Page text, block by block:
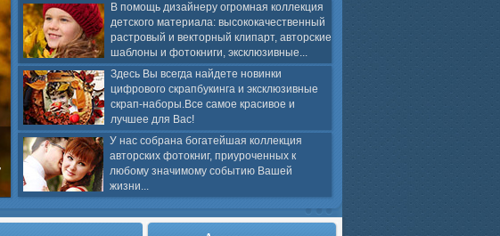
В помощь дизайнеру огромная коллекция
детского материала: высококачественный
растровый и векторный клипарт, авторские
шаблоны и фотокниги, эксклюзивные...
Здесь Вы всегда найдете новинки
цифрового скрапбукинга и эксклюзивные
скрап-наборы.Все самое красивое и
лучшее для Вас!
У нас собрана богатейшая коллекция
авторских фотокниг, приуроченных к
любому значимому событию Вашей
жизни...